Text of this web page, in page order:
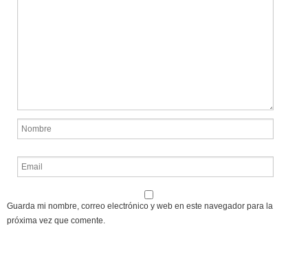
Guarda mi nombre, correo electrónico y web en este navegador para la
próxima vez que comente.